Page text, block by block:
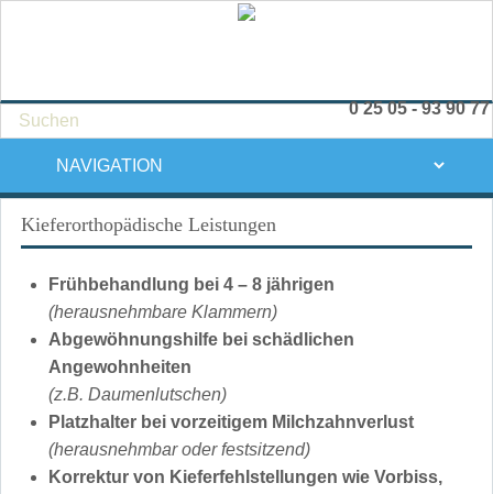
0 25 05 - 93 90 77
Kieferorthopädische Leistungen
Frühbehandlung bei 4 – 8 jährigen
(herausnehmbare Klammern)
Abgewöhnungshilfe bei schädlichen
Angewohnheiten
(z.B. Daumenlutschen)
Platzhalter bei vorzeitigem Milchzahnverlust
(herausnehmbar oder festsitzend)
Korrektur von Kieferfehlstellungen wie Vorbiss,